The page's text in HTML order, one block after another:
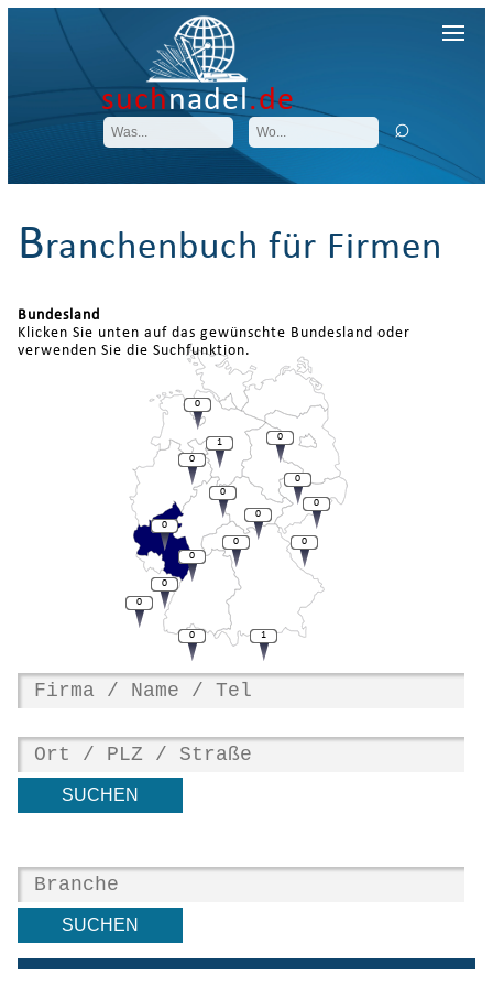
suchnadel.de
Branchenbuch für Firmen
Bundesland
Klicken Sie unten auf das gewünschte Bundesland oder
verwenden Sie die Suchfunktion.
0
0
0
0
0
0
1
0
0
0
0
0
0
0
0
1